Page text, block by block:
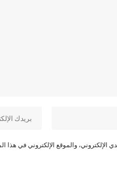
والموقع الإلكتروني في هذا